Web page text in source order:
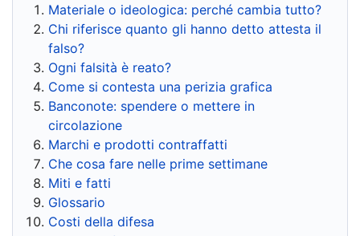
Materiale o ideologica: perché cambia tutto?
Chi riferisce quanto gli hanno detto attesta il
falso?
Ogni falsità è reato?
Come si contesta una perizia grafica
Banconote: spendere o mettere in
circolazione
Marchi e prodotti contraffatti
Che cosa fare nelle prime settimane
Miti e fatti
Glossario
Costi della difesa